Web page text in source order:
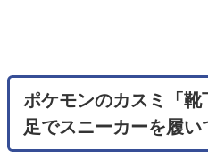
ポケモンのカスミ「
足でスニーカーを履